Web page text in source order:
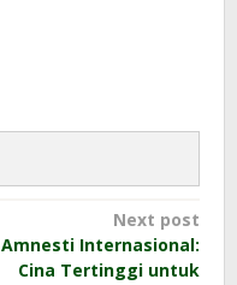
Next post
Amnesti Internasional:
Cina Tertinggi untuk